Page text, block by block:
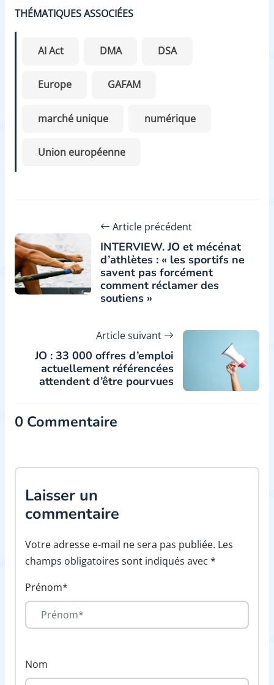
THÉMATIQUES ASSOCIÉES
AI Act DMA DSA
Europe GAFAM
marché unique numérique
Union européenne
Article précédent
INTERVIEW. JO et mécénat
d’athlètes : « les sportifs ne
savent pas forcément
comment réclamer des
soutiens »
Article suivant
JO : 33 000 offres d’emploi
actuellement référencées
attendent d’être pourvues
0 Commentaire
Laisser un
commentaire
Votre adresse e-mail ne sera pas publiée. Les
champs obligatoires sont indiqués avec *
Prénom*
Nom